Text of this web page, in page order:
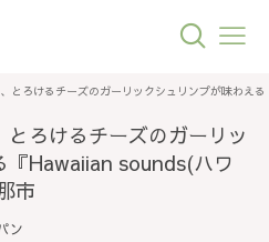
とろけるチーズのガーリックシュリンプが味わえ
ろけるチーズのガーリッ
『Hawaiian sounds(ハワ
市
ン